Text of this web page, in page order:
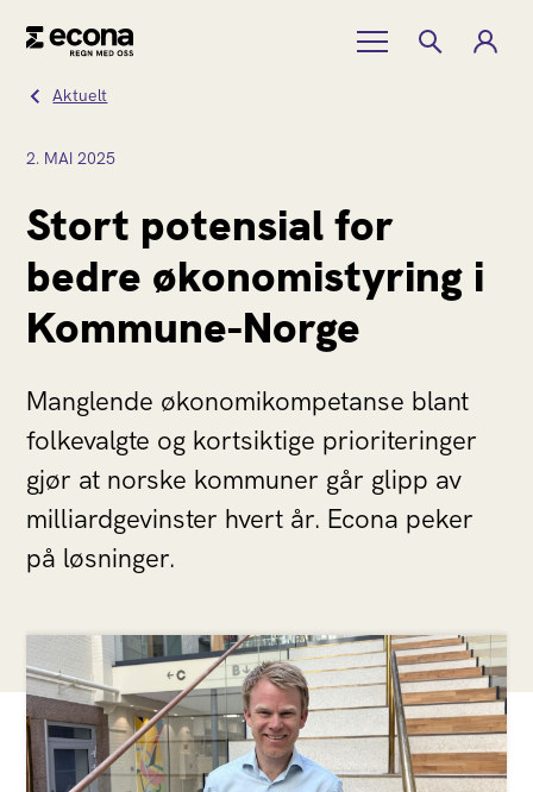
Aktuelt
2. MAI 2025
Stort potensial for
bedre økonomistyring i
Kommune-Norge
Manglende økonomikompetanse blant
folkevalgte og kortsiktige prioriteringer
gjør at norske kommuner går glipp av
milliardgevinster hvert år. Econa peker
på løsninger.